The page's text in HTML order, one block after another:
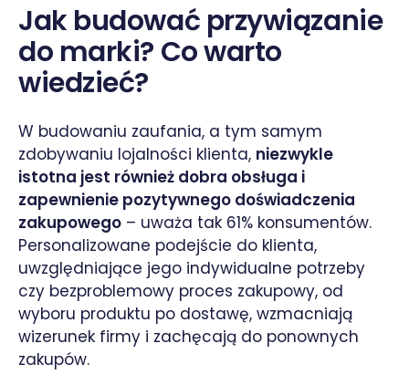
Jak budować przywiązanie
do marki? Co warto
wiedzieć?
W budowaniu zaufania, a tym samym
zdobywaniu lojalności klienta, niezwykle
istotna jest również dobra obsługa i
zapewnienie pozytywnego doświadczenia
zakupowego – uważa tak 61% konsumentów.
Personalizowane podejście do klienta,
uwzględniające jego indywidualne potrzeby
czy bezproblemowy proces zakupowy, od
wyboru produktu po dostawę, wzmacniają
wizerunek firmy i zachęcają do ponownych
zakupów.